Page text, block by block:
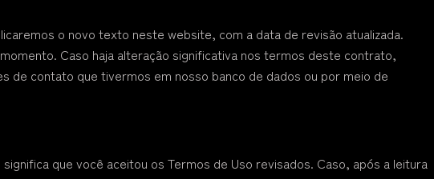
o novo texto neste website, com a data de revisão atualizada.
Caso haja alteração significativa nos termos deste contrato,
de contato que tivermos em nosso banco de dados ou por meio de
que você aceitou os Termos de Uso revisados. Caso, após a leitura